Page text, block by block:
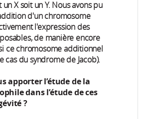
X soit un Y. Nous avons pu
d'un chromosome
l'expression des
de manière encore
ce chromosome additionnel
cas du syndrome de Jacob).
apporter l’étude de la
dans l’étude de ces
?